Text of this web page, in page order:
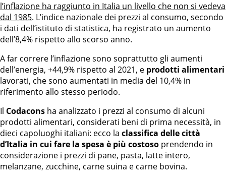
l’inflazione ha raggiunto in Italia un livello che non si vedeva
dal 1985. L’indice nazionale dei prezzi al consumo, secondo
i dati dell’istituto di statistica, ha registrato un aumento
dell’8,4% rispetto allo scorso anno.
A far correre l’inflazione sono soprattutto gli aumenti
dell’energia, +44,9% rispetto al 2021, e prodotti alimentari
lavorati, che sono aumentati in media del 10,4% in
riferimento allo stesso periodo.
Il Codacons ha analizzato i prezzi al consumo di alcuni
prodotti alimentari, considerati beni di prima necessità, in
dieci capoluoghi italiani: ecco la classifica delle città
d’Italia in cui fare la spesa è più costoso prendendo in
considerazione i prezzi di pane, pasta, latte intero,
melanzane, zucchine, carne suina e carne bovina.